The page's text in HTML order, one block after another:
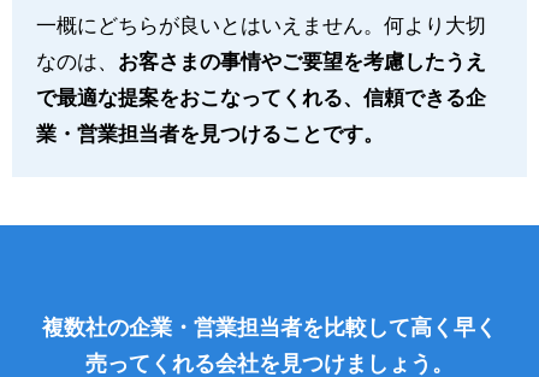
一概にどちらが良いとはいえません。何より大切
なのは、 お客さまの事情やご要望を考慮したうえ
で最適な提案をおこなってくれる、信頼できる企
業・営業担当者を見つけることです。
複数社の企業・営業担当者を比較して高く早く
売ってくれる会社を見つけましょう。